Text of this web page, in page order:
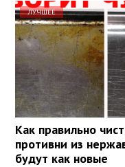
ЛУЧШЕЕ
Как правильно
противни из
будут как новые